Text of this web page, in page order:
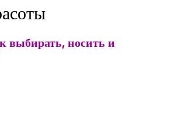
носить и